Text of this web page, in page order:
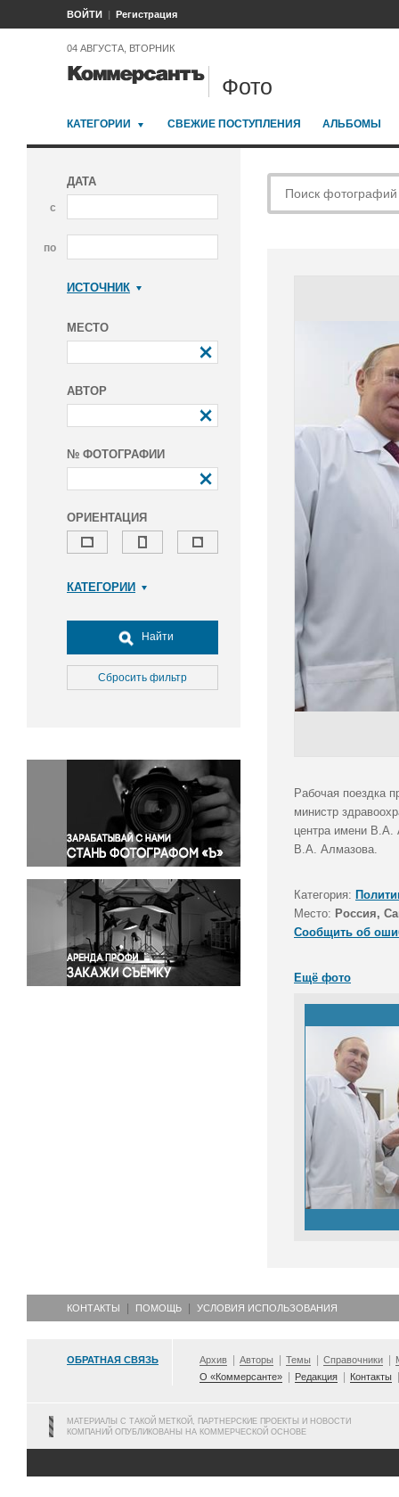
ВОЙТИ Регистрация
04 АВГУСТА, ВТОРНИК
Фото
КАТЕГОРИИ СВЕЖИЕ ПОСТУПЛЕНИЯ АЛЬБОМЫ
ДАТА
с
по
ИСТОЧНИК
МЕСТО
АВТОР
№ ФОТОГРАФИИ
ОРИЕНТАЦИЯ
КАТЕГОРИИ
Досуг, туризм и отдых
Культура
Медицина
Окружающая среда
Политика
Правосудие
Происшествия и конфликты
Религия
Светская жизнь
Спорт
Экология
Экономика и бизнес
Найти
Сбросить фильтр
Рабочая поездка
министр
центра имени В.А.
В.А. Алмазова.
Категория:
Место: Россия,
Сообщить об
Ещё фото
КОНТАКТЫ ПОМОЩЬ УСЛОВИЯ ИСПОЛЬЗОВАНИЯ
ОБРАТНАЯ СВЯЗЬ Архив Авторы Темы Справочники
О «Коммерсанте»
Редакция Контакты
МАТЕРИАЛЫ С ТАКОЙ МЕТКОЙ, ПАРТНЕРСКИЕ ПРОЕКТЫ И НОВОСТИ
КОМПАНИЙ ОПУБЛИКОВАНЫ НА КОММЕРЧЕСКОЙ ОСНОВЕ